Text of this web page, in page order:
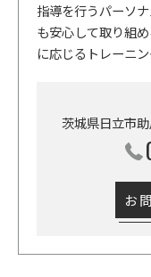
指導を行うパーソ
も安心して取り組
に応じるトレーニ
茨城県日立市
お